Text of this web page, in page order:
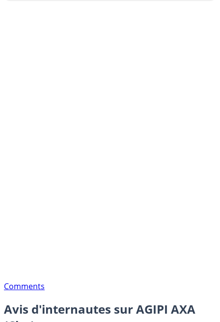
Comments
Avis d'internautes sur AGIPI AXA